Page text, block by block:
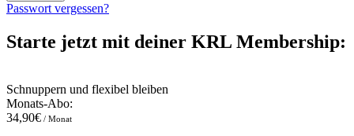
Passwort vergessen?
Starte jetzt mit deiner KRL Membership:
Schnuppern und flexibel bleiben
Monats-Abo:
34,90€ / Monat